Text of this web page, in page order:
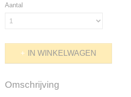
Aantal
IN WINKELWAGEN
Omschrijving